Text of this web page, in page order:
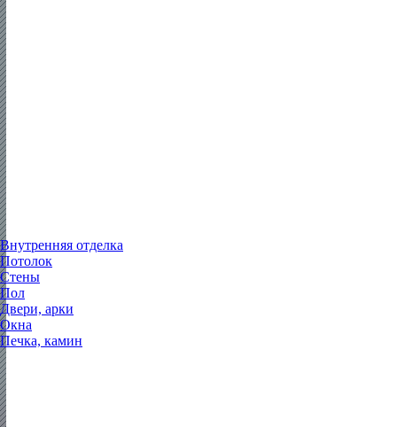
Внутренняя отделка
Потолок
Стены
Пол
Двери, арки
Окна
Печка, камин